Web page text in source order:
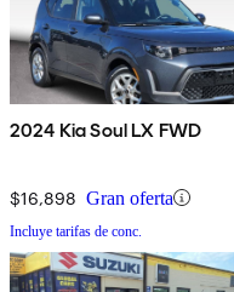
2024 Kia Soul LX FWD
$16,898 Gran oferta
Incluye tarifas de conc.